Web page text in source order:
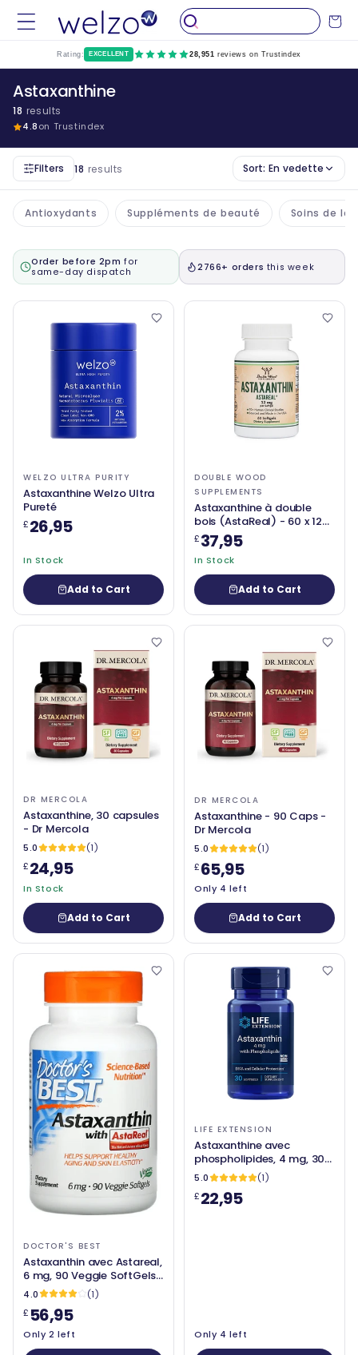
au
contenu
Chariot
Rating: EXCELLENT 28,951 reviews on Trustindex
Astaxanthine
18 results
4.8on Trustindex
Filters 18 results Sort: En vedette
Antioxydants Suppléments de beauté Soins de la
Order before 2pm for
same-day dispatch
2766+ orders this week
WELZO ULTRA PURITY
Astaxanthine Welzo Ultra
Pureté
£26,95
In Stock
Add to Cart
DOUBLE WOOD
SUPPLEMENTS
Astaxanthine à double
bois (AstaReal) - 60 x 12
mg softgels
£37,95
In Stock
Add to Cart
DR MERCOLA
Astaxanthine, 30 capsules
- Dr Mercola
5.0
(1)
£24,95
In Stock
Add to Cart
DR MERCOLA
Astaxanthine - 90 Caps -
Dr Mercola
5.0
(1)
£65,95
Only 4 left
Add to Cart
DOCTOR'S BEST
Astaxanthin avec Astareal,
6 mg, 90 Veggie SoftGels
- Dr's Best
4.0
(1)
£ 56,95
Only 2 left
LIFE EXTENSION
Astaxanthine avec
phospholipides, 4 mg, 30
softgels - extension de vie
5.0
(1)
£22,95
Only 4 left